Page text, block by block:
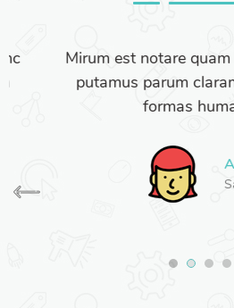
Mirum est notare quam
putamus parum claram,
formas
Sales